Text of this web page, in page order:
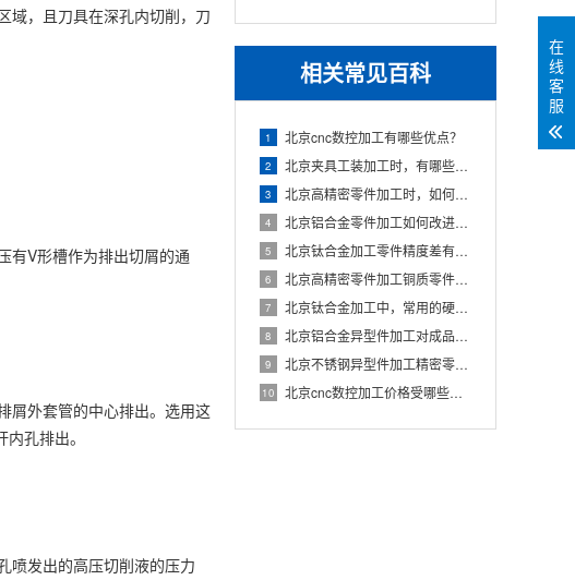
床加工零件
相关常见百科
1 北京cnc数控加工有哪些优点？
2 北京夹具工装加工时，有哪些注意的事项？
3 北京高精密零件加工时，如何让精密轴承防锈？
4 北京铝合金零件加工如何改进表面粗糙度？
5 北京钛合金加工零件精度差有哪些因素？
6 北京高精密零件加工铜质零件的拉毛问题如何解决？
7 北京钛合金加工中，常用的硬质合金钻头种类有哪些？
8 北京铝合金异型件加工对成品外观品质有什么要求？
9 北京不锈钢异型件加工精密零件有什么要求？
10 北京cnc数控加工价格受哪些因素影响？
域，且刀具在深孔内切削，刀
有V形槽作为排出切屑的通
屑外套管的中心排出。选用这
孔排出。
喷发出的高压切削液的压力
在
线
客
服